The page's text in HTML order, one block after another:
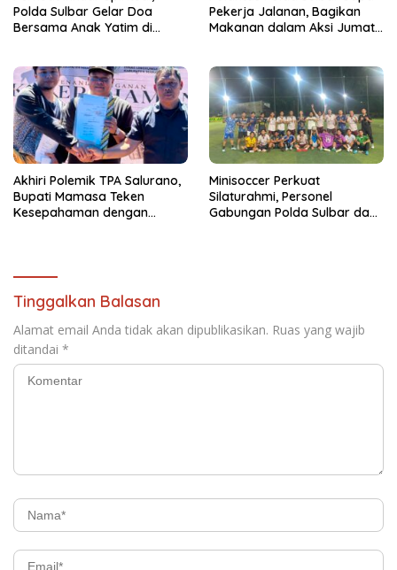
Polda Sulbar Gelar Doa
Bersama Anak Yatim di
Pekerja Jalanan, Bagikan
Makanan dalam Aksi Jumat
Akhiri Polemik TPA Salurano,
Bupati Mamasa Teken
Kesepahaman dengan
Minisoccer Perkuat
Silaturahmi, Personel
Gabungan Polda Sulbar dan
Tinggalkan Balasan
Alamat email Anda tidak akan dipublikasikan. Ruas yang wajib
ditandai *